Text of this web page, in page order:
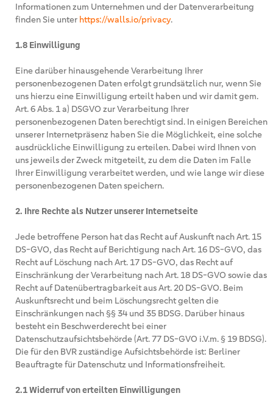
Informationen zum Unternehmen und der Datenverarbeitung
finden Sie unter https://walls.io/privacy.
1.8 Einwilligung
Eine darüber hinausgehende Verarbeitung Ihrer
personenbezogenen Daten erfolgt grundsätzlich nur, wenn Sie
uns hierzu eine Einwilligung erteilt haben und wir damit gem.
Art. 6 Abs. 1 a) DSGVO zur Verarbeitung Ihrer
personenbezogenen Daten berechtigt sind. In einigen Bereichen
unserer Internetpräsenz haben Sie die Möglichkeit, eine solche
ausdrückliche Einwilligung zu erteilen. Dabei wird Ihnen von
uns jeweils der Zweck mitgeteilt, zu dem die Daten im Falle
Ihrer Einwilligung verarbeitet werden, und wie lange wir diese
personenbezogenen Daten speichern.
2. Ihre Rechte als Nutzer unserer Internetseite
Jede betroffene Person hat das Recht auf Auskunft nach Art. 15
DS-GVO, das Recht auf Berichtigung nach Art. 16 DS-GVO, das
Recht auf Löschung nach Art. 17 DS-GVO, das Recht auf
Einschränkung der Verarbeitung nach Art. 18 DS-GVO sowie das
Recht auf Datenübertragbarkeit aus Art. 20 DS-GVO. Beim
Auskunftsrecht und beim Löschungsrecht gelten die
Einschränkungen nach §§ 34 und 35 BDSG. Darüber hinaus
besteht ein Beschwerderecht bei einer
Datenschutzaufsichtsbehörde (Art. 77 DS-GVO i.V.m. § 19 BDSG).
Die für den BVR zuständige Aufsichtsbehörde ist: Berliner
Beauftragte für Datenschutz und Informationsfreiheit.
2.1 Widerruf von erteilten Einwilligungen